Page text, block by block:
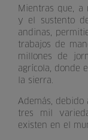
Mientras que,
y el sustento
andinas,
trabajos de
millones de
agrícola, donde
la sierra.
Además, debido
tres mil
existen en el